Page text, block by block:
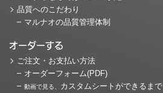
品質へのこだわり
マルナオの品質管理体制
オーダーする
ご注文・お支払い方法
オーダーフォーム(PDF)
動画で見る、 カスタムシートができるまで